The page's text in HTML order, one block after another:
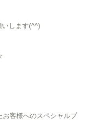
いします(^^)
客様へのスペシャルプ